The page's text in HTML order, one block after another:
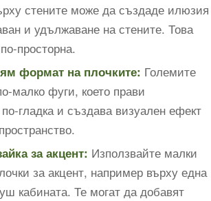
стените може да създаде илюзия
и удължаване на стените. Това
просторна.
формат на плочките: Големите
малко фуги, което прави
гладка и създава визуален ефект
за акцент: Използвайте малки
за акцент, например върху една
кабината. Те могат да добавят